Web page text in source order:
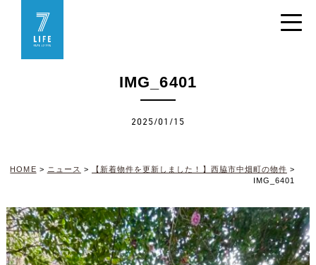
IMG_6401
2025/01/15
HOME > ニュース > 【新着物件を更新しました！】西脇市中畑町の物件 >
IMG_6401